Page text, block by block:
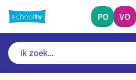
naar
hoofdinhoud
PO VO